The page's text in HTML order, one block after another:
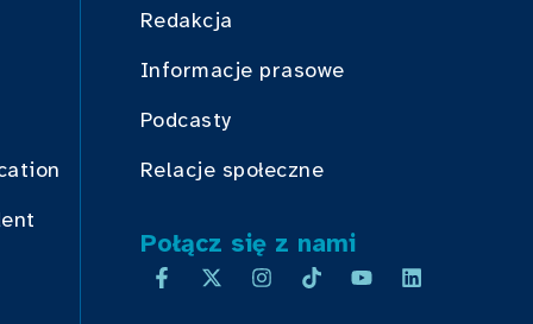
Redakcja
Informacje prasowe
Podcasty
Relacje społeczne
Połącz się z nami